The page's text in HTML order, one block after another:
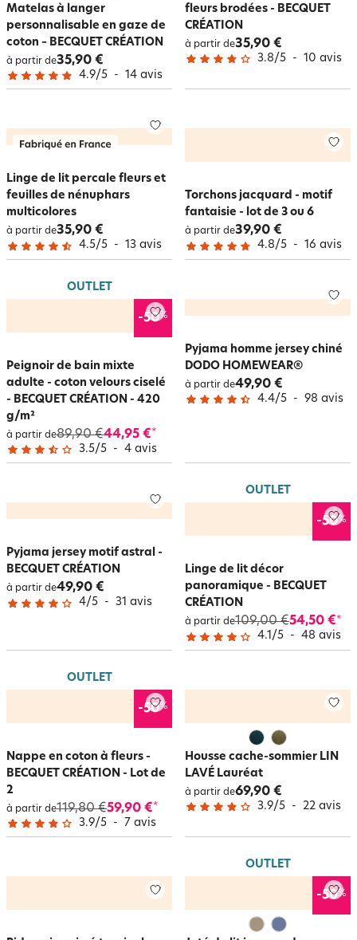
Matelas à langer
personnalisable en gaze de
coton – BECQUET CRÉATION
à partir de35,90 €
4.9/5 - 14 avis
fleurs brodées - BECQUET
CRÉATION
à partir de35,90 €
3.8/5 - 10 avis
Linge de lit percale fleurs et
feuilles de nénuphars
multicolores
à partir de35,90 €
4.5/5 - 13 avis
Torchons jacquard - motif
fantaisie - lot de 3 ou 6
à partir de39,90 €
4.8/5 - 16 avis
OUTLET
-50%
Peignoir de bain mixte
adulte - coton velours ciselé
- BECQUET CRÉATION - 420
g/m²
à partir de89,90 €44,95 €*
3.5/5 - 4 avis
Pyjama homme jersey chiné
DODO HOMEWEAR®
à partir de49,90 €
4.4/5 - 98 avis
Pyjama jersey motif astral -
BECQUET CRÉATION
à partir de49,90 €
4/5 - 31 avis
OUTLET
-50%
Linge de lit décor
panoramique - BECQUET
CRÉATION
à partir de109,00 €54,50 €*
4.1/5 - 48 avis
OUTLET
-50%
Nappe en coton à fleurs -
BECQUET CRÉATION - Lot de
2
à partir de119,80 €59,90 €*
3.9/5 - 7 avis
Housse cache-sommier LIN
LAVÉ Lauréat
à partir de69,90 €
3.9/5 - 22 avis
OUTLET
-50%